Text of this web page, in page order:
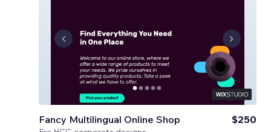
Fancy Multilingual Online Shop $250